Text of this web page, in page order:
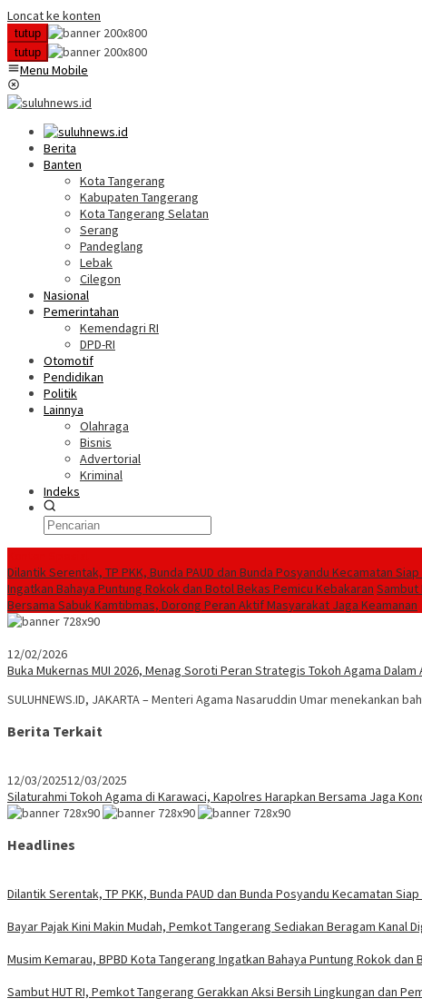
Loncat ke konten
tutup
tutup
Menu Mobile
Berita
Banten
Kota Tangerang
Kabupaten Tangerang
Kota Tangerang Selatan
Serang
Pandeglang
Lebak
Cilegon
Nasional
Pemerintahan
Kemendagri RI
DPD-RI
Otomotif
Pendidikan
Politik
Lainnya
Olahraga
Bisnis
Advertorial
Kriminal
Indeks
Dilantik Serentak, TP PKK, Bunda PAUD dan Bunda Posyandu Kecamatan
Ingatkan Bahaya Puntung Rokok dan Botol Bekas Pemicu Kebakaran Sambut
Bersama Sabuk Kamtibmas, Dorong Peran Aktif Masyarakat Jaga Keamanan
12/02/2026
Buka Mukernas MUI 2026, Menag Soroti Peran Strategis Tokoh Agama Dalam
SULUHNEWS.ID, JAKARTA – Menteri Agama Nasaruddin Umar menekankan
Berita Terkait
12/03/202512/03/2025
Silaturahmi Tokoh Agama di Karawaci, Kapolres Harapkan Bersama Jaga
Headlines
Dilantik Serentak, TP PKK, Bunda PAUD dan Bunda Posyandu Kecamatan
Bayar Pajak Kini Makin Mudah, Pemkot Tangerang Sediakan Beragam Kanal
Musim Kemarau, BPBD Kota Tangerang Ingatkan Bahaya Puntung Rokok
Sambut HUT RI, Pemkot Tangerang Gerakkan Aksi Bersih Lingkungan dan